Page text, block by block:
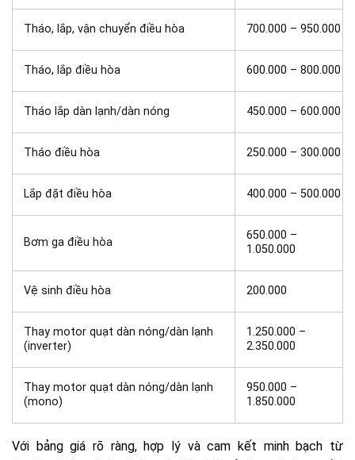
Tháo, lắp, vận chuyển điều hòa 700.000 – 950.000
Tháo, lắp điều hòa 600.000 – 800.000
Tháo lắp dàn lạnh/dàn nóng 450.000 – 600.000
Tháo điều hòa 250.000 – 300.000
Lắp đặt điều hòa 400.000 – 500.000
Bơm ga điều hòa
650.000 –
1.050.000
Vệ sinh điều hòa 200.000
Thay motor quạt dàn nóng/dàn lạnh
(inverter)
1.250.000 –
2.350.000
Thay motor quạt dàn nóng/dàn lạnh
(mono)
950.000 –
1.850.000
Với bảng giá rõ ràng, hợp lý và cam kết minh bạch từ